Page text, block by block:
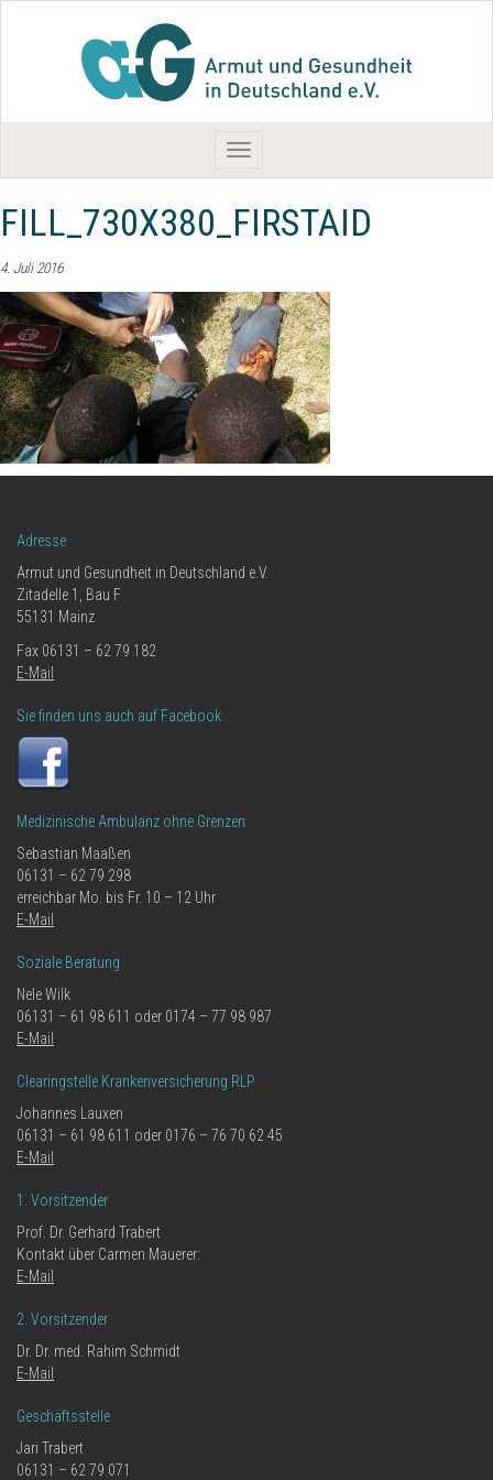
Toggle
navigation
FILL_730X380_FIRSTAID
4. Juli 2016
Adresse
Armut und Gesundheit in Deutschland e.V.
Zitadelle 1, Bau F
55131 Mainz
Fax 06131 – 62 79 182
E-Mail
Sie finden uns auch auf Facebook
Medizinische Ambulanz ohne Grenzen
Sebastian Maaßen
06131 – 62 79 298
erreichbar Mo. bis Fr. 10 – 12 Uhr
E-Mail
Soziale Beratung
Nele Wilk
06131 – 61 98 611 oder 0174 – 77 98 987
E-Mail
Clearingstelle Krankenversicherung RLP
Johannes Lauxen
06131 – 61 98 611 oder 0176 – 76 70 62 45
E-Mail
1. Vorsitzender
Prof. Dr. Gerhard Trabert
Kontakt über Carmen Mauerer:
E-Mail
2. Vorsitzender
Dr. Dr. med. Rahim Schmidt
E-Mail
Geschäftsstelle
Jari Trabert
06131 – 62 79 071